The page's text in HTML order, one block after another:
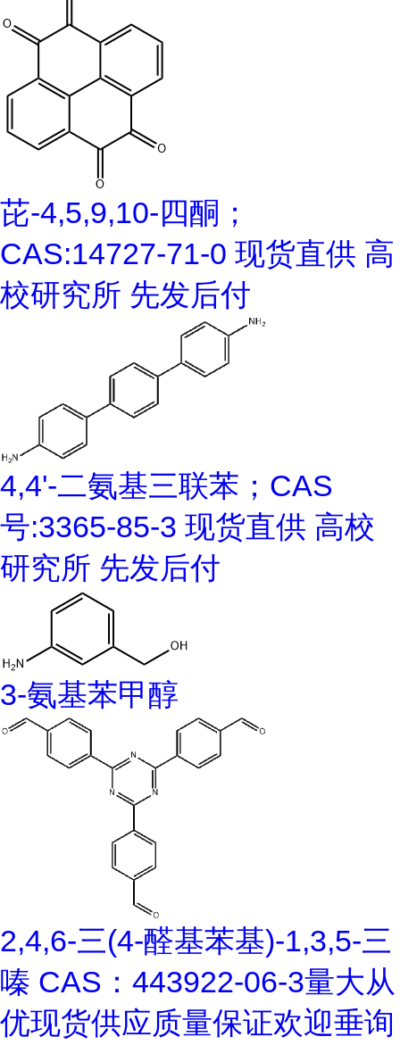
芘-4,5,9,10-四酮；
CAS:14727-71-0 现货直供 高
校研究所 先发后付
4,4'-二氨基三联苯；CAS
号:3365-85-3 现货直供 高校
研究所 先发后付
3-氨基苯甲醇
2,4,6-三(4-醛基苯基)-1,3,5-三
嗪 CAS：443922-06-3量大从
优现货供应质量保证欢迎垂询